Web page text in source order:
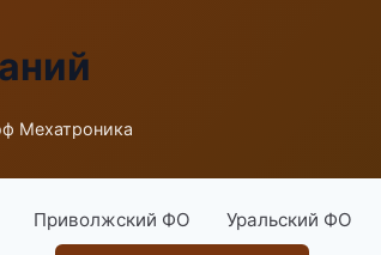
Мехатроника
Приволжский ФО Уральский ФО